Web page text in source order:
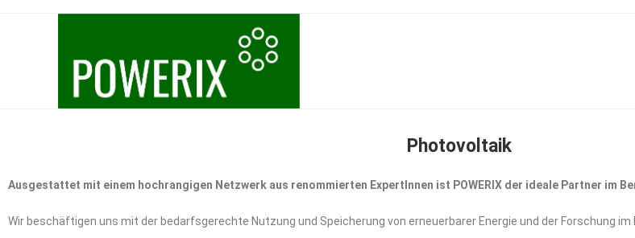
Photovoltaik
Ausgestattet mit einem hochrangigen Netzwerk aus renommierten ExpertInnen ist POWERIX der ideale Partner im
Wir beschäftigen uns mit der bedarfsgerechte Nutzung und Speicherung von erneuerbarer Energie und der Forschung